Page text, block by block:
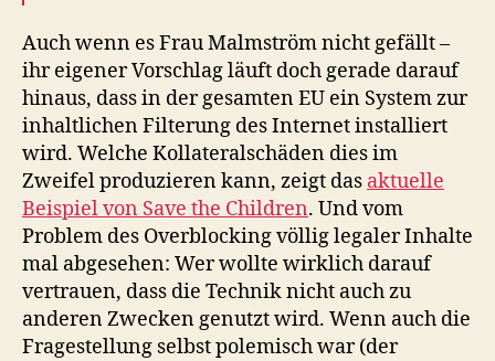
Auch wenn es Frau Malmström nicht gefällt –
ihr eigener Vorschlag läuft doch gerade darauf
hinaus, dass in der gesamten EU ein System zur
inhaltlichen Filterung des Internet installiert
wird. Welche Kollateralschäden dies im
Zweifel produzieren kann, zeigt das aktuelle
Beispiel von Save the Children. Und vom
Problem des Overblocking völlig legaler Inhalte
mal abgesehen: Wer wollte wirklich darauf
vertrauen, dass die Technik nicht auch zu
anderen Zwecken genutzt wird. Wenn auch die
Fragestellung selbst polemisch war (der